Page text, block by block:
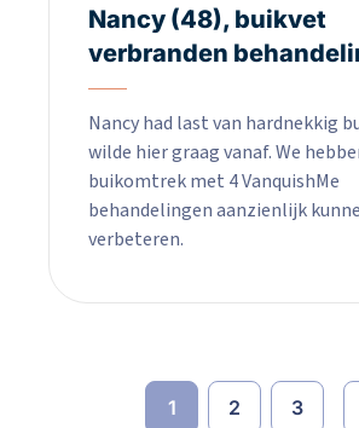
Nancy (48), buikvet
verbranden
Nancy had last van hardnekkig
wilde hier graag vanaf. We
buikomtrek met 4 VanquishMe
behandelingen aanzienlijk
verbeteren.
1 2 3